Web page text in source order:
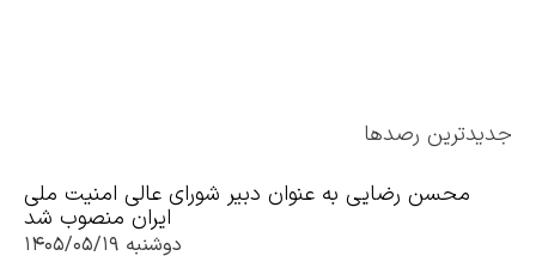
جدیدترین رصدها
محسن رضایی به عنوان دبیر شورای عالی امنیت ملی
ایران منصوب شد
دوشنبه ۱۴۰۵/۰۵/۱۹